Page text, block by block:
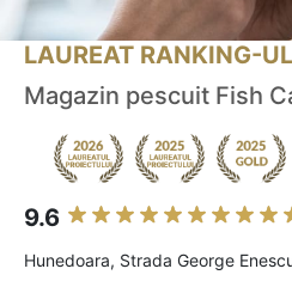
LAUREAT RANKING-
Magazin pescuit Fish
9.6
Hunedoara, Strada George